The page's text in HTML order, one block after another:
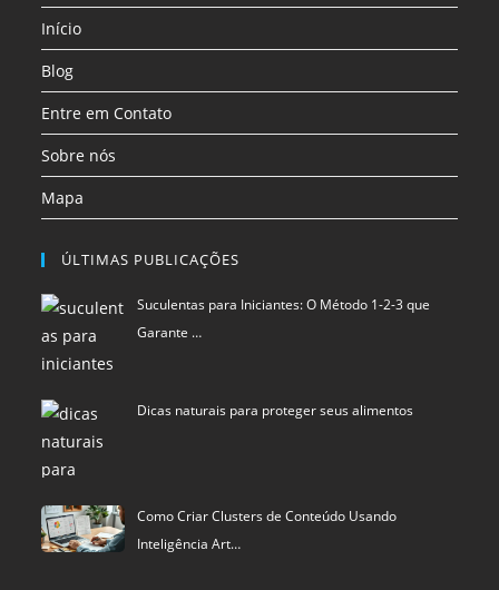
nova
aba
aba
aba
Início
Blog
Entre em Contato
Sobre nós
Mapa
ÚLTIMAS PUBLICAÇÕES
Suculentas para Iniciantes: O Método 1-2-3 que
Garante …
Dicas naturais para proteger seus alimentos
Como Criar Clusters de Conteúdo Usando
Inteligência Art…